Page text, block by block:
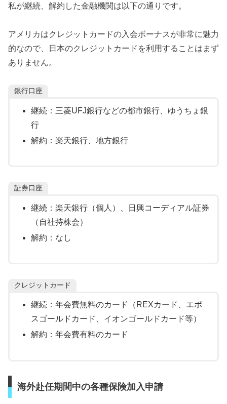
私が継続、解約した金融機関は以下の通りです。
アメリカはクレジットカードの入会ボーナスが非常に魅力
的なので、日本のクレジットカードを利用することはまず
ありません。
銀行口座
継続：三菱UFJ銀行などの都市銀行、ゆうちょ銀
行
解約：楽天銀行、地方銀行
証券口座
継続：楽天銀行（個人）、日興コーディアル証券
（自社持株会）
解約：なし
クレジットカード
継続：年会費無料のカード（REXカード、エポ
スゴールドカード、イオンゴールドカード等）
解約：年会費有料のカード
海外赴任期間中の各種保険加入申請